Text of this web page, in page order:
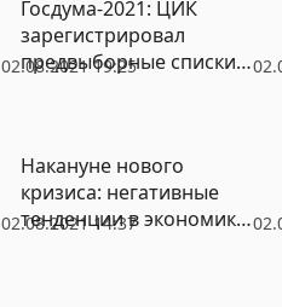
02.08.2021 19:25
Госдума-2021: ЦИК
зарегистрировал
предвыборные списки
02.08.2021 14:37
Накануне нового
кризиса: негативные
тенденции в экономике